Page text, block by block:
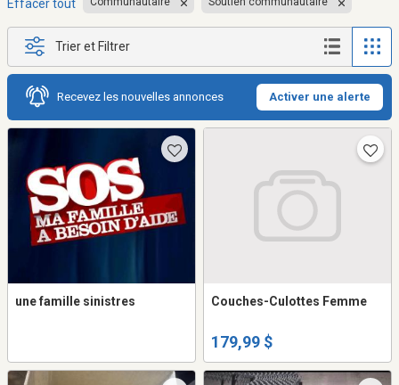
Effacer tout
Trier et Filtrer
Recevez les nouvelles annonces Activer une alerte
une famille sinistres Couches-Culottes Femme
179,99 $